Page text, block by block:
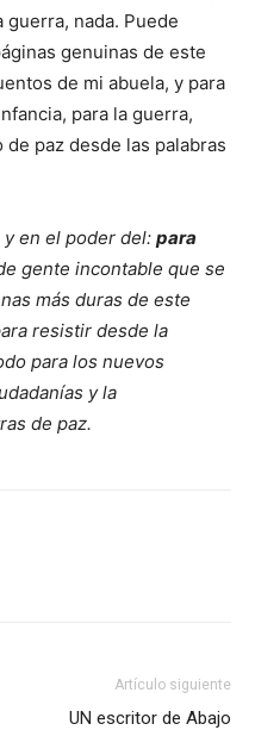
guerra, nada. Puede
genuinas de este
de mi abuela, y para
para la guerra,
paz desde las palabras
en el poder del: para
gente incontable que se
más duras de este
resistir desde la
para los nuevos
y la
de paz.
Artículo siguiente
UN escritor de Abajo